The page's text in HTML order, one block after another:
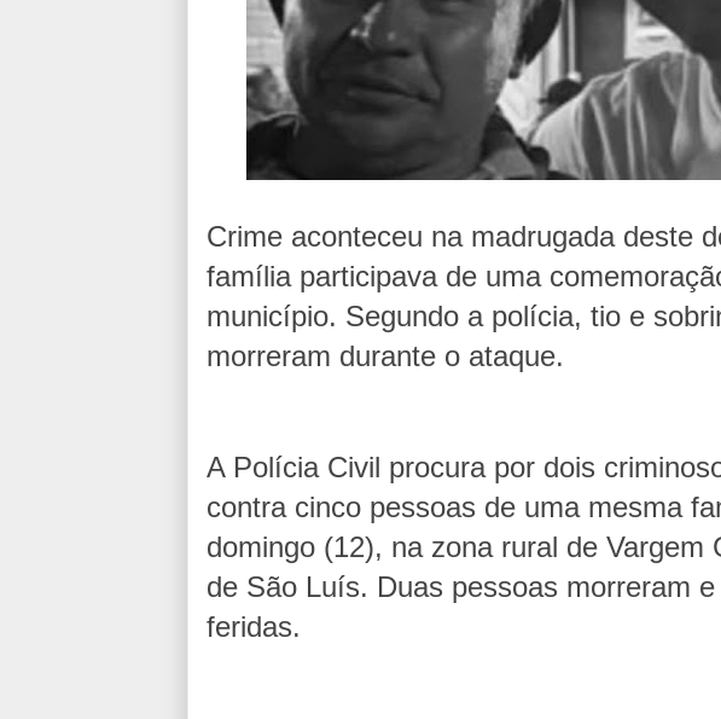
Crime aconteceu na madrugada deste
família participava de uma
município. Segundo a polícia, tio e
morreram durante o ataque.
A Polícia Civil procura por dois
contra cinco pessoas de uma mesma
domingo (12), na zona rural de Vargem
de São Luís. Duas pessoas morreram
feridas.